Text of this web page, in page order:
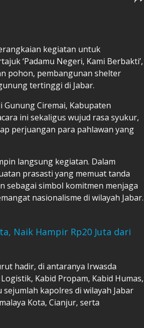
kegiatan untuk
‘Padamu Negeri, Kami Berbakti’,
pohon, pembangunan shelter
tertinggi di Jabar.
Ciremai, Kabupaten
ini sekaligus wujud rasa syukur,
perjuangan para pahlawan yang
langsung kegiatan. Dalam
prasasti yang memuat tanda
sebagai simbol komitmen menjaga
nasionalisme di wilayah Jabar.
Naik Hampir Rp20 Juta dari
hadir, di antaranya Irwasda
Kabid Propam, Kabid Humas,
kapolres di wilayah Jabar
Kota, Cianjur, serta